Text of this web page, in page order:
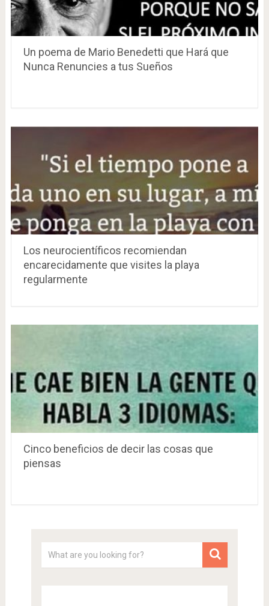
Un poema de Mario Benedetti que Hará que
Nunca Renuncies a tus Sueños
Los neurocientíficos recomiendan
encarecidamente que visites la playa
regularmente
Cinco beneficios de decir las cosas que
piensas